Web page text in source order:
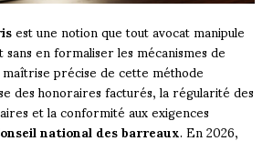
est une notion que tout avocat manipule
en formaliser les mécanismes de
précise de cette méthode
des honoraires facturés, la régularité des
et la conformité aux exigences
national des barreaux. En 2026,